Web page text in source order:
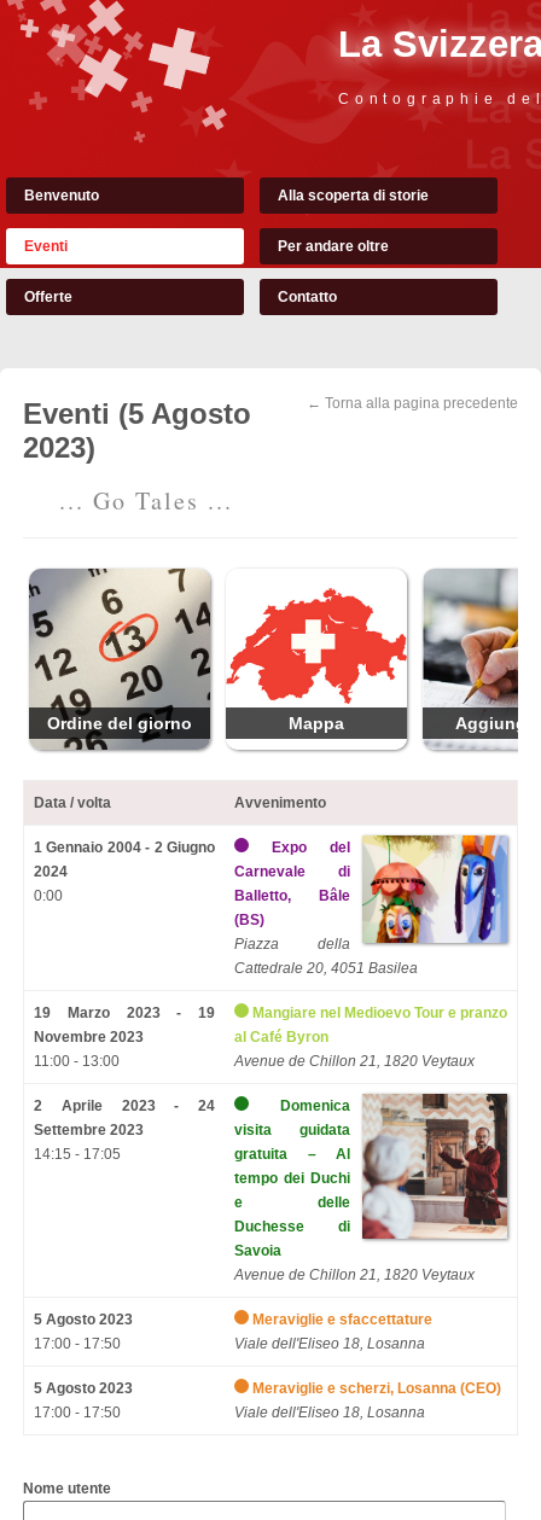
La
Contographie
Benvenuto Alla scoperta di storie
Eventi Per andare oltre
Offerte Contatto
← Torna alla pagina precedente
Eventi (5 Agosto
2023)
... Go Tales ...
Ordine del giorno Mappa Aggiungi
Data / volta Avvenimento
1 Gennaio 2004 - 2 Giugno
2024
0:00
Expo del
Carnevale di
Balletto, Bâle
(BS)
Piazza della
Cattedrale 20, 4051 Basilea
19 Marzo 2023 - 19
Novembre 2023
11:00 - 13:00
Mangiare nel Medioevo Tour e pranzo
al Café Byron
Avenue de Chillon 21, 1820 Veytaux
2 Aprile 2023 - 24
Settembre 2023
14:15 - 17:05
Domenica
visita guidata
gratuita – Al
tempo dei Duchi
e delle
Duchesse di
Savoia
Avenue de Chillon 21, 1820 Veytaux
5 Agosto 2023
17:00 - 17:50
Meraviglie e sfaccettature
Viale dell'Eliseo 18, Losanna
5 Agosto 2023
17:00 - 17:50
Meraviglie e scherzi, Losanna (CEO)
Viale dell'Eliseo 18, Losanna
Nome utente